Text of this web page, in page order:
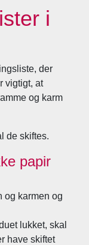
i
der
vigtigt, at
og karm
de skiftes.
papir
karmen og
lukket, skal
have skiftet